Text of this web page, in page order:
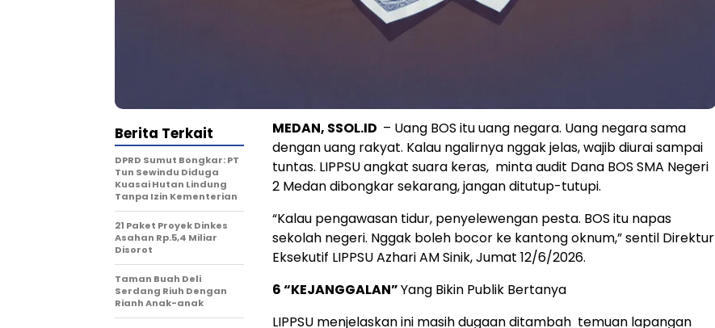
MEDAN, SSOL.ID – Uang BOS itu uang negara. Uang negara sama
dengan uang rakyat. Kalau ngalirnya nggak jelas, wajib diurai sampai
tuntas. LIPPSU angkat suara keras, minta audit Dana BOS SMA Negeri
2 Medan dibongkar sekarang, jangan ditutup-tutupi.
“Kalau pengawasan tidur, penyelewengan pesta. BOS itu napas
sekolah negeri. Nggak boleh bocor ke kantong oknum,” sentil Direktur
Eksekutif LIPPSU Azhari AM Sinik, Jumat 12/6/2026.
6 “KEJANGGALAN”Yang Bikin Publik Bertanya
LIPPSU menjelaskan ini masih dugaan ditambah temuan lapangan
Berita Terkait
DPRD Sumut Bongkar: PT
Tun Sewindu Diduga
Kuasai Hutan Lindung
Tanpa Izin Kementerian
21 Paket Proyek Dinkes
Asahan Rp.5,4 Miliar
Disorot
Taman Buah Deli
Serdang Riuh Dengan
Rianh Anak-anak